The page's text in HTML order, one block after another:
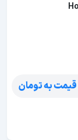
قیمت به تومان